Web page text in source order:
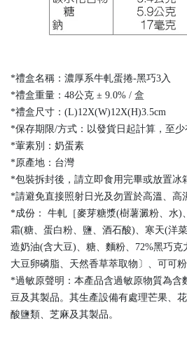
*禮盒名稱：濃厚系牛軋蛋捲-黑巧3入
*禮盒重量：48公克 ± 9.0% / 盒
*禮盒尺寸：(L)12X(W)12X(H)3.5cm
*保存期限/方式：以發貨日起計算，至少
*葷素別：奶蛋素
*原產地：台灣
*包裝拆封後，請立即食用完畢或放置冰
*請避免直接照射日光及勿置於高溫、高
*成份： 牛軋［麥芽糖漿(樹薯澱粉、水)
霜(糖、蛋白粉、鹽、酒石酸)、寒天(洋
造奶油(含大豆)、糖、麵粉、72%黑巧克
大豆卵磷脂、天然香草萃取物〕、可可
*過敏原聲明：本產品含過敏原物質為含
豆及其製品。其生產設備有處理芒果、
酸鹽類、芝麻及其製品。